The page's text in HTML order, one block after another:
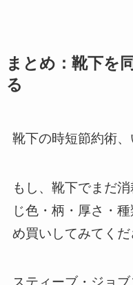
まとめ：靴下を
る
靴下の時短節約術、
もし、靴下でまだ
じ色・柄・厚さ・
め買いしてみてくだ